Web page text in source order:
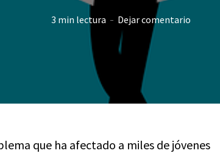
3 min lectura Dejar comentario
que ha afectado a miles de jóvenes